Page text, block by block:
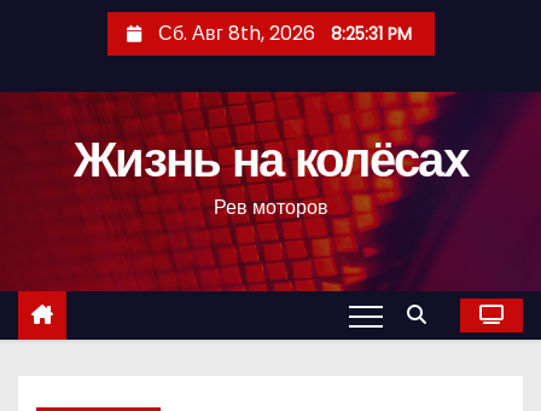
с
Сб. Авг 8th, 2026 8:25:32 PM
Жизнь на колёсах
Рев моторов